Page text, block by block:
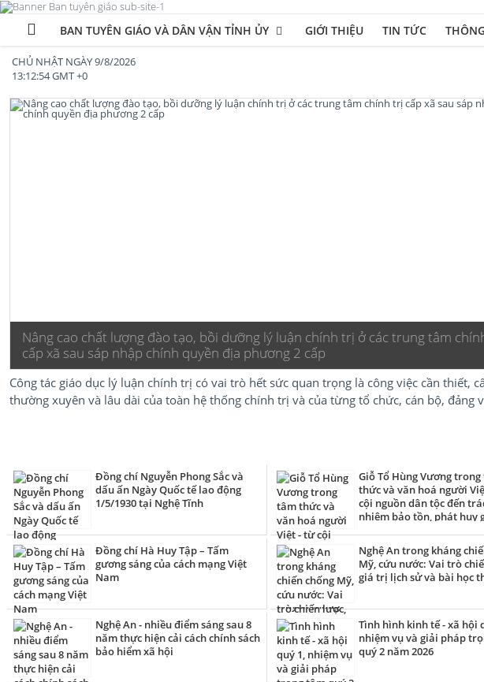
BAN TUYÊN GIÁO VÀ DÂN VẬN TỈNH ỦY GIỚI THIỆU TIN TỨC
CHỦ NHẬT NGÀY 9/8/2026
13:12:54 GMT +0
Nâng cao chất lượng đào tạo, bồi dưỡng lý luận chính trị ở các trung tâm
cấp xã sau sáp nhập chính quyền địa phương 2 cấp
Công tác giáo dục lý luận chính trị có vai trò hết sức quan trọng là công việc cần thiết,
thường xuyên và lâu dài của toàn hệ thống chính trị và của từng tổ chức, cán bộ, đảng
Đồng chí Nguyễn Phong Sắc và
dấu ấn Ngày Quốc tế lao động
1/5/1930 tại Nghệ Tĩnh
Giỗ Tổ Hùng Vương
thức và văn hoá người
cội nguồn dân tộc đến
nhiệm bảo tồn, phát huy
Đồng chí Hà Huy Tập – Tấm
gương sáng của cách mạng Việt
Nam
Nghệ An trong kháng
Mỹ, cứu nước: Vai trò
giá trị lịch sử và bài học
Nghệ An - nhiều điểm sáng sau 8
năm thực hiện cải cách chính sách
bảo hiểm xã hội
Tình hình kinh tế - xã hội
nhiệm vụ và giải pháp
quý 2 năm 2026